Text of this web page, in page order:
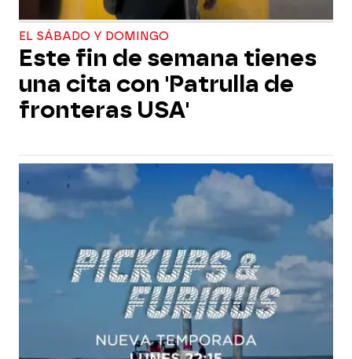
EL SÁBADO Y DOMINGO
Este fin de semana tienes
una cita con 'Patrulla de
fronteras USA'